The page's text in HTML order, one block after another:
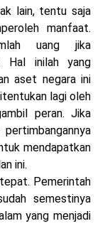
lain, tentu saja
manfaat.
uang jika
Hal inilah yang
aset negara ini
lagi oleh
peran. Jika
mendapatkan
ini.
Pemerintah
semestinya
yang menjadi